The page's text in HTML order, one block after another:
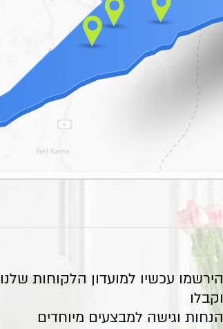
הירשמו עכשיו למועדון הלקוחות שלנו
וקבלו
הנחות וגישה למבצעים מיוחדים